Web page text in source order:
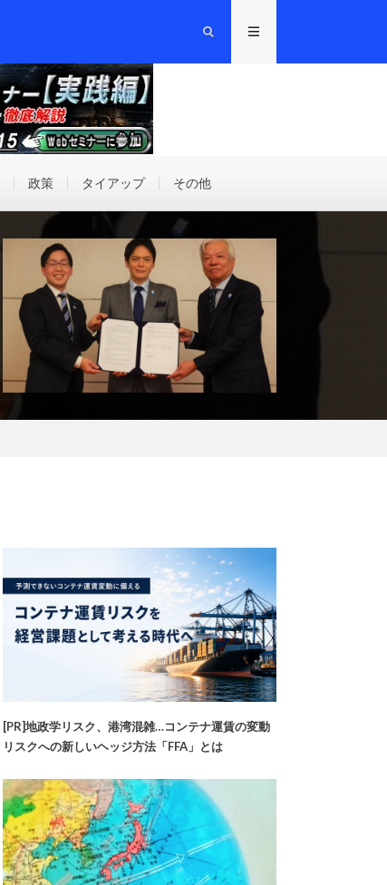
政策 タイアップ その他
[PR]地政学リスク、港湾混雑…コンテナ運賃の変動
リスクへの新しいヘッジ方法「FFA」とは